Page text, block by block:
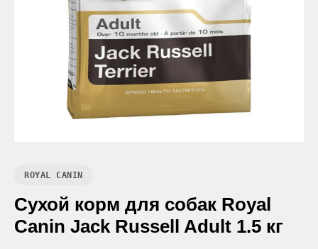
ROYAL CANIN
Сухой корм для собак Royal
Canin Jack Russell Adult 1.5 кг